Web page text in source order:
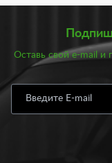
В нашем интернет-
Брызговики;
Жабо;
Подкрылки;
Кроме того, у нас
Оставь свой e-mail и